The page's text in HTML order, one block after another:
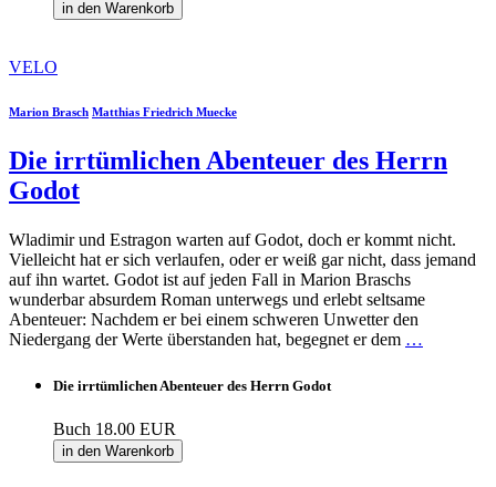
in den Warenkorb
VELO
Marion Brasch Matthias Friedrich Muecke
Die irrtümlichen Abenteuer des Herrn
Godot
Wladimir und Estragon warten auf Godot, doch er kommt nicht.
Vielleicht hat er sich verlaufen, oder er weiß gar nicht, dass jemand
auf ihn wartet. Godot ist auf jeden Fall in Marion Braschs
wunderbar absurdem Roman unterwegs und erlebt seltsame
Abenteuer: Nachdem er bei einem schweren Unwetter den
Niedergang der Werte überstanden hat, begegnet er dem …
Die irrtümlichen Abenteuer des Herrn Godot
Buch 18.00 EUR
in den Warenkorb